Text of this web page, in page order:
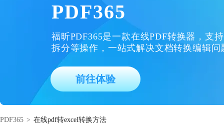
PDF365
福昕PDF365是一款在线PDF转换器，支
拆分等操作，一站式解决文档转换编辑问
前往体验
PDF365 > 在线pdf转excel转换方法